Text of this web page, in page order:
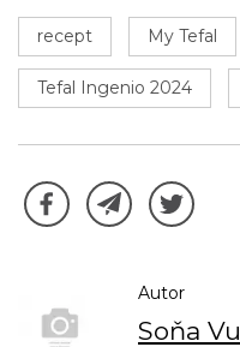
recept My Tefal
Tefal Ingenio 2024
Autor
Soňa Vu